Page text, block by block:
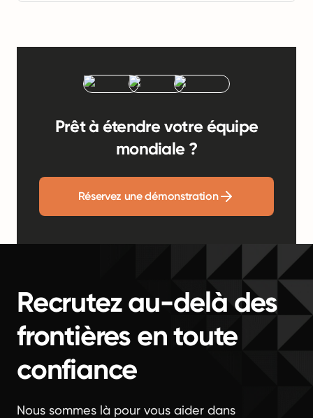
Prêt à étendre votre équipe
mondiale ?
Réservez une démonstration
Recrutez au-delà des
frontières en toute
confiance
Nous sommes là pour vous aider dans